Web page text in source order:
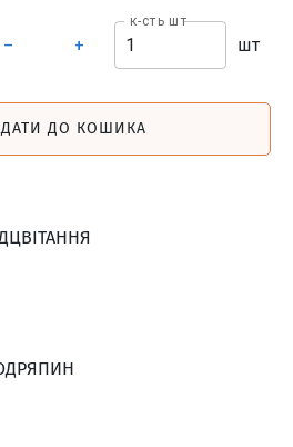
– +
к-сть шт
шт
ДО КОШИКА